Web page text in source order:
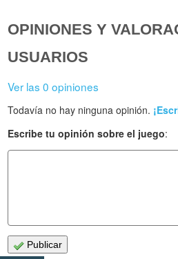
OPINIONES Y
USUARIOS
Ver las 0 opiniones
Todavía no hay ninguna opinión.
Escribe tu opinión sobre el juego:
Publicar